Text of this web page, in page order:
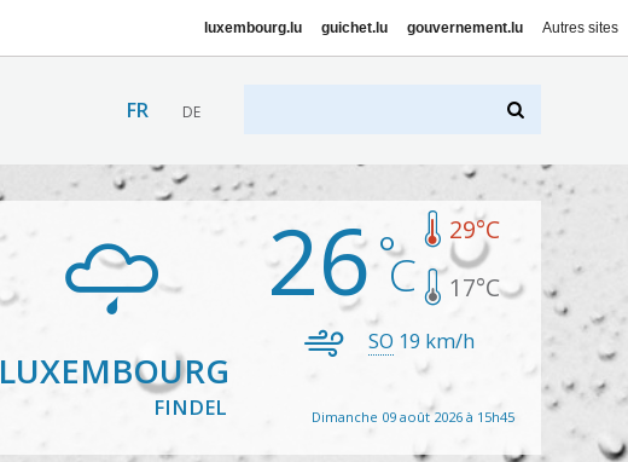
luxembourg.lu guichet.lu gouvernement.lu Autres sites
FR DE
LUXEMBOURG
FINDEL
26 29°C
17°C
SO 19 km/h
Dimanche 09 août 2026 à 15h45